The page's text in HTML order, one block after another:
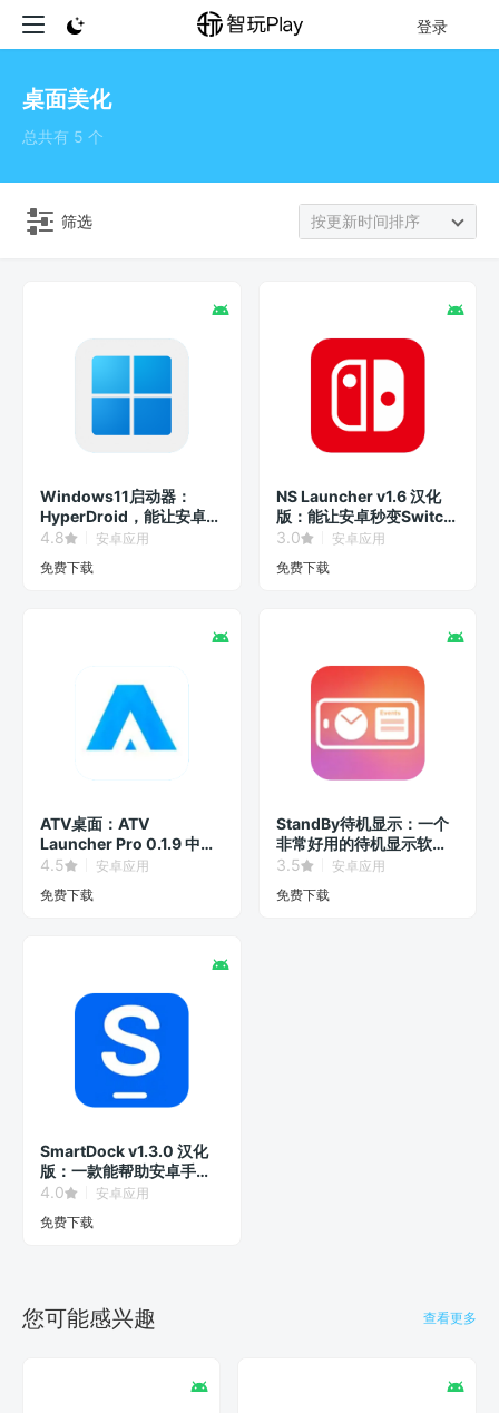
登录
桌面美化
总共有 5 个
筛选 按更新时间排序
Windows11启动器：
HyperDroid，能让安卓系
统秒变Win11界面！
4.8
安卓应用
免费下载
NS Launcher v1.6 汉化
版：能让安卓秒变Switch
界面的第三方启动器。
3.0
安卓应用
免费下载
ATV桌面：ATV
Launcher Pro 0.1.9 中文
汉化专业版
4.5
安卓应用
免费下载
StandBy待机显示：一个
非常好用的待机显示软
件！
3.5
安卓应用
免费下载
SmartDock v1.3.0 汉化
版：一款能帮助安卓手机
和平板开启多窗口桌面模
4.0
安卓应用
免费下载
您可能感兴趣 查看更多